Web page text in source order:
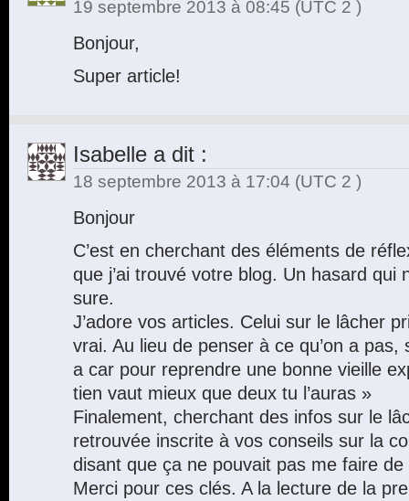
19 septembre 2013 à 08:45 (UTC 2 )
Bonjour,
Super article!
Isabelle a dit :
18 septembre 2013 à 17:04 (UTC 2 )
Bonjour
C’est en cherchant des éléments de
que j’ai trouvé votre blog. Un hasard qui
sure.
J’adore vos articles. Celui sur le lâcher
vrai. Au lieu de penser à ce qu’on a pas,
a car pour reprendre une bonne vieille
tien vaut mieux que deux tu l’auras »
Finalement, cherchant des infos sur le
retrouvée inscrite à vos conseils sur la
disant que ça ne pouvait pas me faire de
Merci pour ces clés. A la lecture de la